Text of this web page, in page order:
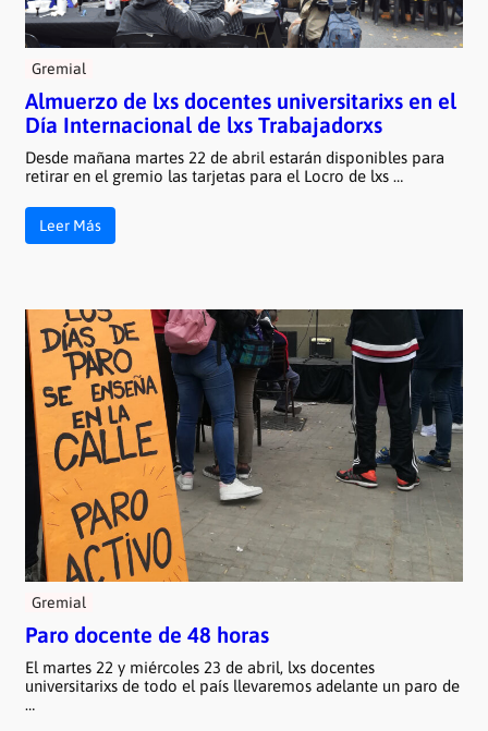
Gremial
Almuerzo de lxs docentes universitarixs en el
Día Internacional de lxs Trabajadorxs
Desde mañana martes 22 de abril estarán disponibles para
retirar en el gremio las tarjetas para el Locro de lxs …
Leer Más
Gremial
Paro docente de 48 horas
El martes 22 y miércoles 23 de abril, lxs docentes
universitarixs de todo el país llevaremos adelante un paro de
…